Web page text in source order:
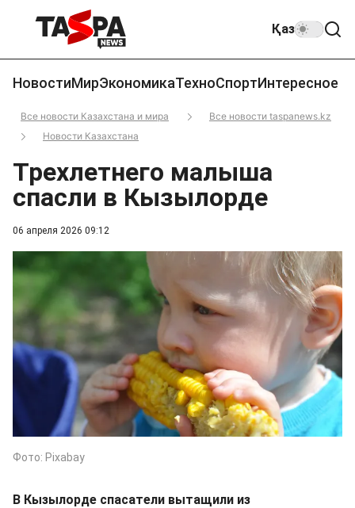
Қаз
НовостиМирЭкономикаТехноСпортИнтересное
Все новости Казахстана и мира
Все новости taspanews.kz
Новости Казахстана
06 апреля 2026 09:12
Трехлетнего малыша
спасли в Кызылорде
Фото: Pixabay
В Кызылорде спасатели вытащили из